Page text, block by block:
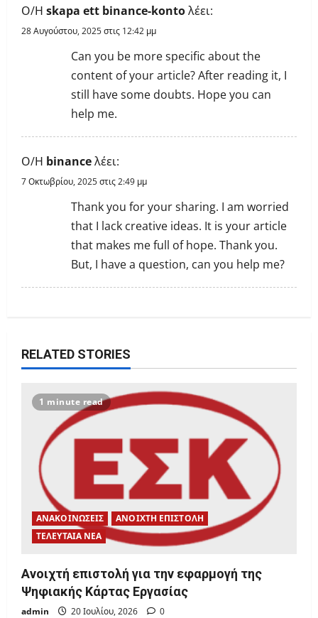
a
n
Ο/Η skapa ett binance-kontoλέει:
28 Αυγούστου, 2025 στις 12:42 μμ
Can you be more specific about the
content of your article? After reading it, I
still have some doubts. Hope you can
help me.
Ο/Η binanceλέει:
7 Οκτωβρίου, 2025 στις 2:49 μμ
Thank you for your sharing. I am worried
that I lack creative ideas. It is your article
that makes me full of hope. Thank you.
But, I have a question, can you help me?
RELATED STORIES
1 minute read
ΑΝΑΚΟΙΝΩΣΕΙΣ
ΑΝΟΙΧΤΗ ΕΠΙΣΤΟΛΗ
ΤΕΛΕΥΤΑΙΑ ΝΕΑ
Ανοιχτή επιστολή για την εφαρμογή της
Ψηφιακής Κάρτας Εργασίας
admin 20 Ιουλίου, 2026 0